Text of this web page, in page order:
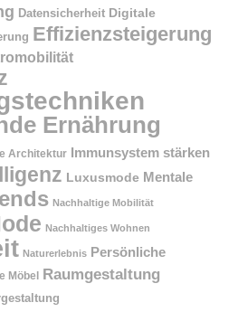
Datensicherheit Digitale
Effizienzsteigerung
Ernährung
Architektur Immunsystem stärken
Luxusmode Mentale
Nachhaltige Mobilität
Nachhaltiges Wohnen
Naturerlebnis Persönliche
Möbel Raumgestaltung